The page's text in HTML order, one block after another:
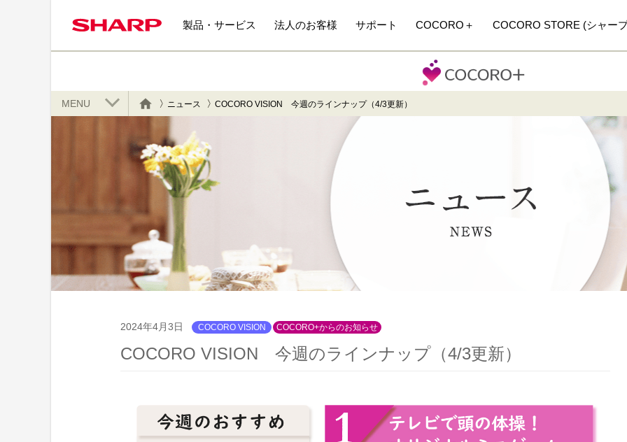
製品・サービス 法人のお客様 サポート COCORO＋ COCORO STORE (シャー
MENU ニュース COCORO VISION 今週のラインナップ（4/3更新）
2024年4月3日 COCORO VISION COCORO+からのお知らせ
COCORO VISION 今週のラインナップ（4/3更新）